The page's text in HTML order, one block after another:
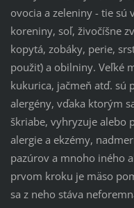
ovocia a zeleniny - tie sú
koreniny, soľ, živočíšne
kopytá, zobáky, perie,
použiť) a obilniny. Veľké
kukurica, jačmeň atď. sú
alergény, vďaka ktorým
škriabe, vyhryzuje alebo
alergie a ekzémy,
pazúrov a mnoho iného
prvom kroku je mäso
sa z neho stáva